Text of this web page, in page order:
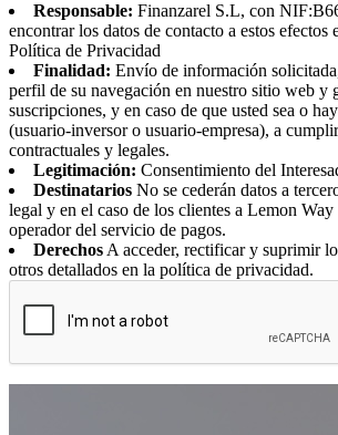
Responsable: Finanzarel S.L, con
encontrar los datos de contacto a estos efectos
Política de Privacidad
Finalidad: Envío de información
perfil de su navegación en nuestro sitio web y
suscripciones, y en caso de que usted sea o
(usuario-inversor o usuario-empresa), a
contractuales y legales.
Legitimación: Consentimiento del
Destinatarios No se cederán datos a
legal y en el caso de los clientes a Lemon
operador del servicio de pagos.
Derechos A acceder, rectificar y suprimir
otros detallados en la política de privacidad.